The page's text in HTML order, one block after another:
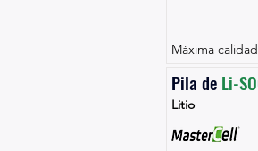
Máxima
Pila de Li-
Litio